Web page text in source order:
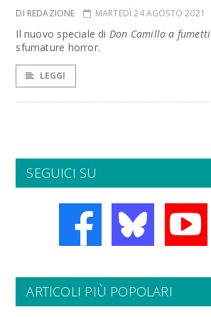
DI REDAZIONE MARTEDÌ 24 AGOSTO 2021
Il nuovo speciale di Don Camillo a fumetti
sfumature horror.
LEGGI
SEGUICI SU
ARTICOLI PIÙ POPOLARI